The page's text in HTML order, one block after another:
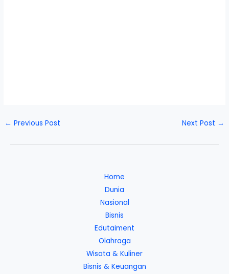
← Previous Post Next Post →
Home
Dunia
Nasional
Bisnis
Edutaiment
Olahraga
Wisata & Kuliner
Bisnis & Keuangan